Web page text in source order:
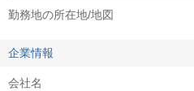
勤務地の所在地/地図
企業情報
会社名